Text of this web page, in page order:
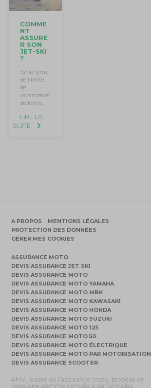
COMME
NT
ASSURE
R SON
JET-SKI
?
Synonyme
de liberté,
de
vacances et
de loisirs,
LIRE LA
SUITE
A PROPOS
MENTIONS LÉGALES
PROTECTION DES DONNÉES
GÉRER MES COOKIES
ASSURANCE MOTO
DEVIS ASSURANCE JET SKI
DEVIS ASSURANCE MOTO
DEVIS ASSURANCE MOTO YAMAHA
DEVIS ASSURANCE MOTO MBK
DEVIS ASSURANCE MOTO KAWASAKI
DEVIS ASSURANCE MOTO HONDA
DEVIS ASSURANCE MOTO SUZUKI
DEVIS ASSURANCE MOTO 125
DEVIS ASSURANCE MOTO 50
DEVIS ASSURANCE MOTO ÉLECTRIQUE
DEVIS ASSURANCE MOTO PAR MOTORISATION
DEVIS ASSURANCE SCOOTER
AMV, leader de l’assurance moto, propose en
ligne une gamme complète de formules